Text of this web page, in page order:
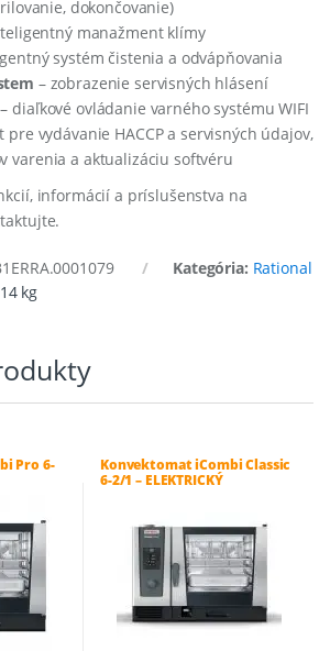
dokončovanie)
manažment klímy
systém čistenia a odvápňovania
– zobrazenie servisných hlásení
diaľkové ovládanie varného systému WIFI
pre vydávanie HACCP a servisných údajov,
varenia a aktualizáciu softvéru
informácií a príslušenstva na
Kategória: Rational
kg
Pro 6-
Konvektomat iCombi Classic
6-2/1 – ELEKTRICKÝ